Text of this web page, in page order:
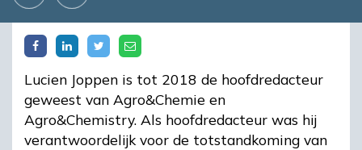
Lucien Joppen is tot 2018 de hoofdredacteur
geweest van Agro&Chemie en
Agro&Chemistry. Als hoofdredacteur was hij
verantwoordelijk voor de totstandkoming van